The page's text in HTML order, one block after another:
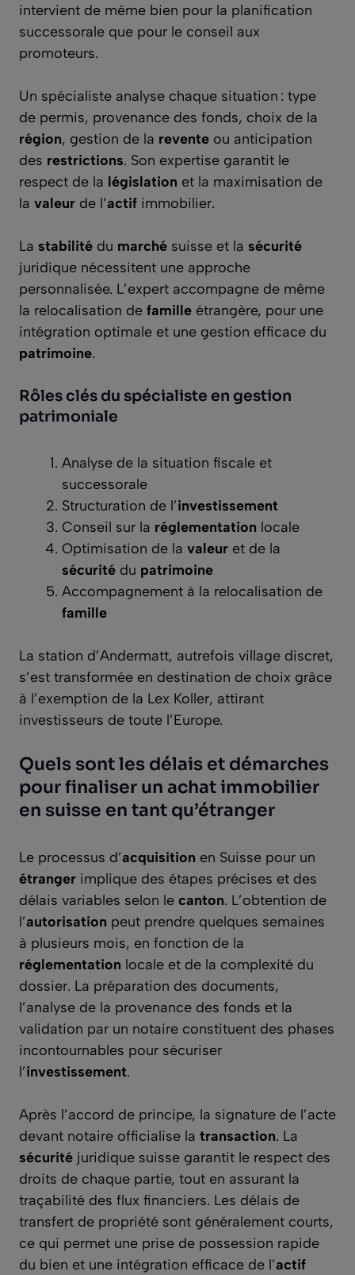
intervient de même bien pour la planification
successorale que pour le conseil aux
promoteurs.
Un spécialiste analyse chaque situation : type
de permis, provenance des fonds, choix de la
région, gestion de la revente ou anticipation
des restrictions. Son expertise garantit le
respect de la législation et la maximisation de
la valeur de l’actif immobilier.
La stabilité du marché suisse et la sécurité
juridique nécessitent une approche
personnalisée. L’expert accompagne de même
la relocalisation de famille étrangère, pour une
intégration optimale et une gestion efficace du
patrimoine.
Rôles clés du spécialiste en gestion
patrimoniale
Analyse de la situation fiscale et
successorale
Structuration de l’investissement
Conseil sur la réglementation locale
Optimisation de la valeur et de la
sécurité du patrimoine
Accompagnement à la relocalisation de
famille
La station d’Andermatt, autrefois village discret,
s’est transformée en destination de choix grâce
à l’exemption de la Lex Koller, attirant
investisseurs de toute l’Europe.
Quels sont les délais et démarches
pour finaliser un achat immobilier
en suisse en tant qu’étranger
Le processus d’acquisition en Suisse pour un
étranger implique des étapes précises et des
délais variables selon le canton. L’obtention de
l’autorisation peut prendre quelques semaines
à plusieurs mois, en fonction de la
réglementation locale et de la complexité du
dossier. La préparation des documents,
l’analyse de la provenance des fonds et la
validation par un notaire constituent des phases
incontournables pour sécuriser
l’investissement.
Après l’accord de principe, la signature de l’acte
devant notaire officialise la transaction. La
sécurité juridique suisse garantit le respect des
droits de chaque partie, tout en assurant la
traçabilité des flux financiers. Les délais de
transfert de propriété sont généralement courts,
ce qui permet une prise de possession rapide
du bien et une intégration efficace de l’actif